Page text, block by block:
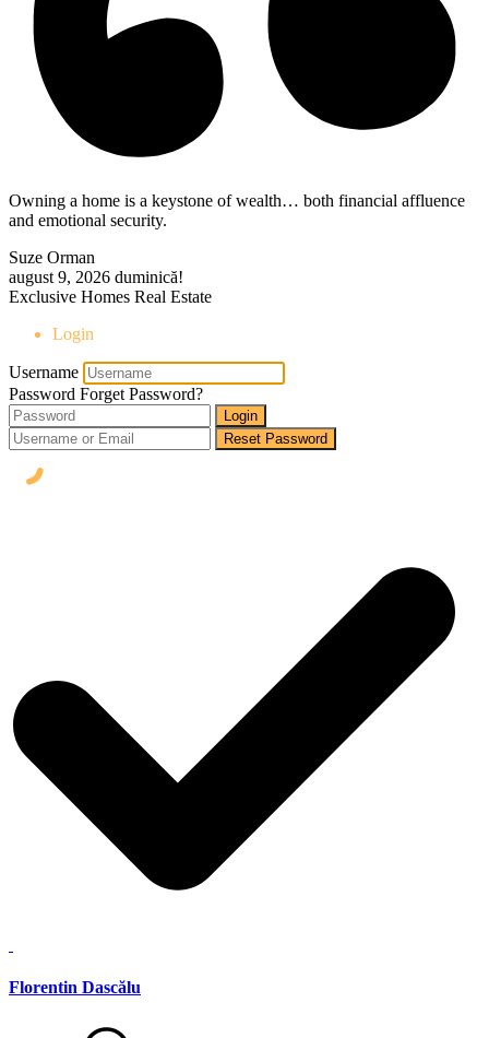
Owning a home is a keystone of wealth… both financial affluence
and emotional security.
Suze Orman
august 9, 2026 duminică!
Exclusive Homes Real Estate
Login
Username
Password Forget Password?
Login
Reset Password
Florentin Dascălu